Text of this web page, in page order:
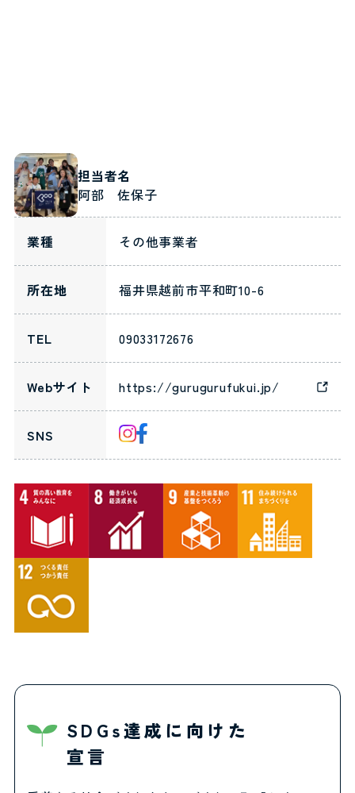
担当者名
阿部 佐保子
業種 その他事業者
所在地 福井県越前市平和町10-6
TEL 09033172676
Webサイト https://gurugurufukui.jp/
SNS
SDGs達成に向けた
宣言